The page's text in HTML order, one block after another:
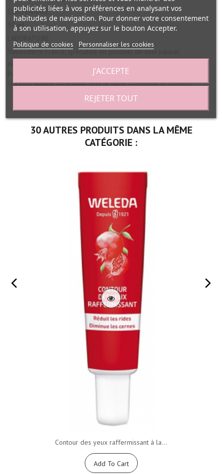
CONTENANCE:
30 ml.
Naturoderm France, spécialisé en produits de soin naturel.
Pulvérisateur 30ml Cosmébio et Ecocert présenté sur ABC Beauté.
Les plus qualité du produit sont le label Cosmébio et Ecocert.
30 AUTRES PRODUITS DANS LA MÊME
CATÉGORIE :
Contour des yeux raffermissant à la...
Add To Cart
publicités liées à vos préférences en analysant vos
habitudes de navigation. Pour donner votre consentement
à son utilisation, appuyez sur le bouton Accepter.
Politique de cookies Personnaliser les cookies
REJETER TOUT
J'ACCEPTE